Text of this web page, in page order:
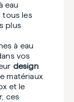
eau
tous les
plus
à eau
vos
design
matériaux
et le
ces